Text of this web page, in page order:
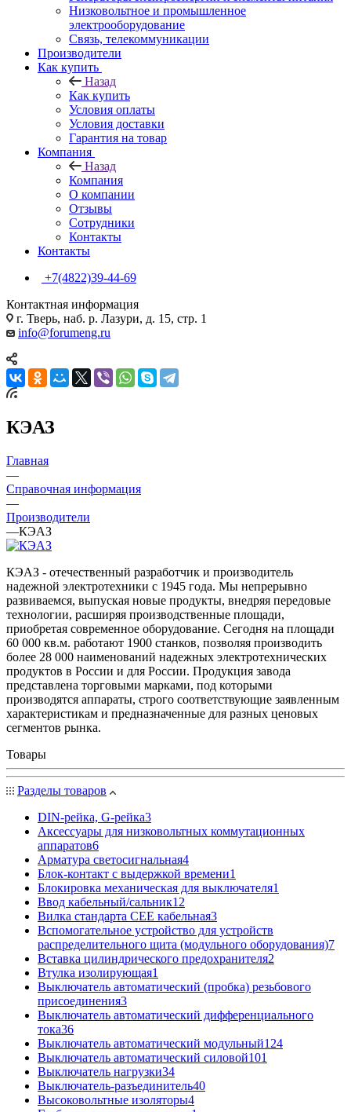
Низковольтное и промышленное
электрооборудование
Связь, телекоммуникации
Производители
Как купить
Назад
Как купить
Условия оплаты
Условия доставки
Гарантия на товар
Компания
Назад
Компания
О компании
Отзывы
Сотрудники
Контакты
Контакты
+7(4822)39-44-69
Контактная информация
г. Тверь, наб. р. Лазури, д. 15, стр. 1
info@forumeng.ru
КЭАЗ
Главная
—
Справочная информация
—
Производители
—КЭАЗ
КЭАЗ - отечественный разработчик и производитель
надежной электротехники с 1945 года. Мы непрерывно
развиваемся, выпуская новые продукты, внедряя передовые
технологии, расширяя производственные площади,
приобретая современное оборудование. Сегодня на площади
60 000 кв.м. работают 1900 станков, позволяя производить
более 28 000 наименований надежных электротехнических
продуктов в России и для России. Продукция завода
представлена торговыми марками, под которыми
производятся аппараты, строго соответствующие заявленным
характеристикам и предназначенные для разных ценовых
сегментов рынка.
Товары
Разделы товаров
DIN-рейка, G-рейка3
Аксессуары для низковольтных коммутационных
аппаратов6
Арматура светосигнальная4
Блок-контакт с выдержкой времени1
Блокировка механическая для выключателя1
Ввод кабельный/сальник12
Вилка стандарта CEE кабельная3
Вспомогательное устройство для устройств
распределительного щита (модульного оборудования)7
Вставка цилиндрического предохранителя2
Втулка изолирующая1
Выключатель автоматический (пробка) резьбового
присоединения3
Выключатель автоматический дифференциального
тока36
Выключатель автоматический модульный124
Выключатель автоматический силовой101
Выключатель нагрузки34
Выключатель-разъединитель40
Высоковольтные изоляторы4